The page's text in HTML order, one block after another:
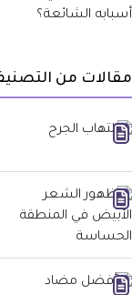
مقالات من